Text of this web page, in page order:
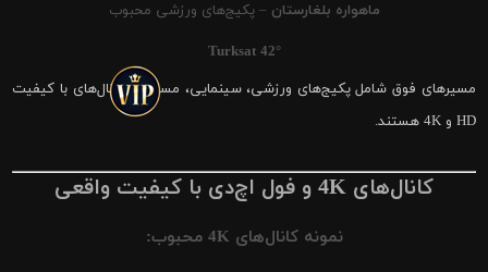
ماهواره بلغارستان – پکیج‌های ورزشی محبوب
Turksat 42°
مسیرهای فوق شامل پکیج‌های ورزشی، سینمایی، مستند و کانال‌های با کیفیت
HD و 4K هستند.
کانال‌های 4K و فول اچ‌دی با کیفیت واقعی
نمونه کانال‌های 4K محبوب: